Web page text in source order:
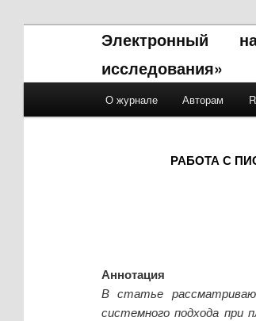
Электронный
исследования»
Skip to primary content
Skip to secondary content
О журнале Авторам
РАБОТА С
Аннотация
В статье
системного подхода при